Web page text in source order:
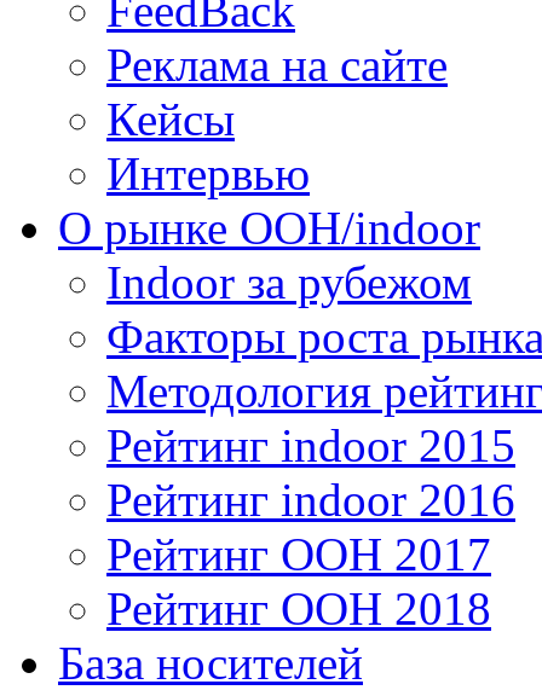
Реклама на сайте
Кейсы
Интервью
О рынке OOH/indoor
Indoor за рубежом
Факторы роста
Методология
Рейтинг indoor 2015
Рейтинг indoor 2016
Рейтинг OOH 2017
Рейтинг OOH 2018
База носителей